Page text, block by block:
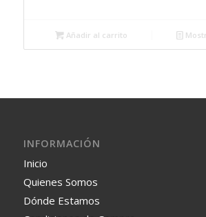
Añadir al carrito
INFORMACIÓN
Inicio
Quienes Somos
Dónde Estamos